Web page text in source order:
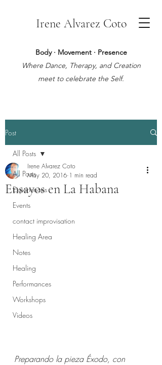
Irene Alvarez Coto
Body · Movement · Presence
Where Dance, Therapy, and Creation
meet to celebrate the Self.
Post
All Posts
Experiences
Events
contact improvisation
Healing Area
Notes
Healing
Performances
Workshops
Videos
All Posts
Ensayos en La Habana
Irene Alvarez Coto
May 20, 2016 1 min read
Preparando la pieza Éxodo, con